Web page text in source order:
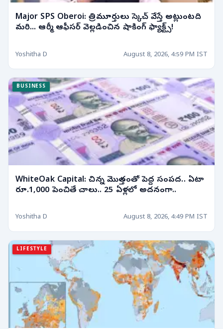
Major SPS Oberoi: త్రిమూర్తులు స్కెచ్ వేస్తే అట్లుంటది
మరి... ఆర్మీ ఆఫీసర్ వెల్లడించిన షాకింగ్ ఫ్యాక్ట్స్!
Yoshitha D August 8, 2026, 4:59 PM IST
BUSINESS
WhiteOak Capital: చిన్న మొత్తంతో పెద్ద సంపద.. ఏటా
రూ.1,000 పెంచితే చాలు.. 25 ఏళ్లలో అదనంగా..
Yoshitha D August 8, 2026, 4:49 PM IST
LIFESTYLE